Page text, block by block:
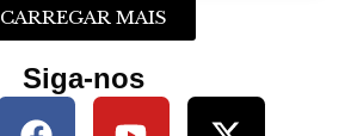
CARREGAR MAIS
Siga-nos